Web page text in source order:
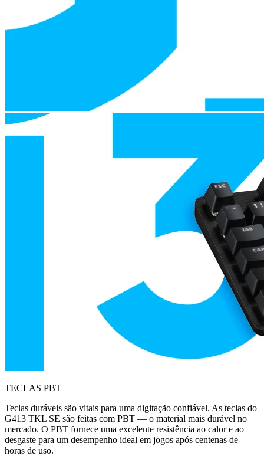
TECLAS PBT
Teclas duráveis são vitais para uma digitação confiável. As teclas do
G413 TKL SE são feitas com PBT — o material mais durável no
mercado. O PBT fornece uma excelente resistência ao calor e ao
desgaste para um desempenho ideal em jogos após centenas de
horas de uso.